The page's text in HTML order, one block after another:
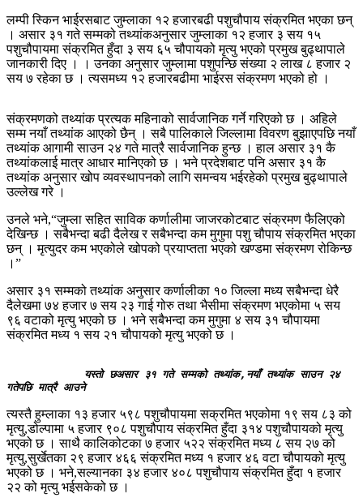
लम्पी स्किन भाईरसबाट जुम्लाका १२ हजारबढी पशुचौपाय संक्रमित भएका छन्
। असार ३१ गते सम्मको तथ्यांकअनुसार जुम्लाका १२ हजार ३ सय १५
पशुचौपायमा संक्रमित हुँदा ३ सय ६५ चौपायको मृत्यु भएको प्रमुख बुढ्थापाले
जानकारी दिए । । उनका अनुसार जुम्लामा पशुपन्छि संख्या २ लाख ८ हजार २
सय ७ रहेका छ । त्यसमध्य १२ हजारबढीमा भाईरस संक्रमण भएको हो ।
संक्रमणको तथ्यांक प्रत्यक महिनाको सार्वजानिक गर्ने गरिएको छ । अहिले
सम्म नयाँ तथ्यांक आएको छैन् । सबै पालिकाले जिल्लामा विवरण बुझाएपछि नयाँ
तथ्यांक आगामी साउन २४ गते मात्रै सार्वजानिक हुन्छ । हाल असार ३१ कै
तथ्यांकलाई मात्र आधार मानिएको छ । भने प्रदेशबाट पनि असार ३१ कै
तथ्यांक अनुसार खोप व्यवस्थापनको लागि समन्वय भईरहेको प्रमुख बुढ्थापाले
उल्लेख गरे ।
उनले भने,“जुम्ला सहित साविक कर्णालीमा जाजरकोटबाट संक्रमण फैलिएको
देखिन्छ । सबैभन्दा बढी दैलेख र सबैभन्दा कम मुगुमा पशु चौपाय संक्रमित भएका
छन् । मृत्युदर कम भएकोले खोपको प्रयाप्तता भएको खण्डमा संक्रमण रोकिन्छ
।”
असार ३१ सम्मको तथ्यांक अनुसार कर्णालीका १० जिल्ला मध्य सबैभन्दा धेरै
दैलेखमा ७४ हजार ७ सय २३ गाई गोरु तथा भैसीमा संक्रमण भएकोमा ५ सय
९६ वटाको मृत्यु भएको छ । भने सबैभन्दा कम मुगुमा ४ सय ३१ चौपायमा
संक्रमित मध्य १ सय २१ चौपायको मृत्यु भएको छ ।
गतेपछि मात्रै आउने
त्यस्तै हुम्लाका १३ हजार ५९८ पशुचौपायमा सक्रमित भएकोमा १९ सय ८३ को
मृत्यु,डोल्पामा ५ हजार ९०८ पशुचौपाय संक्रमित हुँदा ३१४ पशुचौपायको मृत्यु
भएको छ । साथै कालिकोटका ७ हजार ५२२ संक्रमित मध्य ८ सय २७ को
मृत्यु,सुर्खेतका २९ हजार ४६६ संक्रमित मध्य १ हजार ४६ वटा चौपायको मृत्यु
भएको छ । भने,सल्यानका ३४ हजार ४०८ पशुचौपाय संक्रमित हुँदा १ हजार
२२ को मृत्यु भईसकेको छ ।